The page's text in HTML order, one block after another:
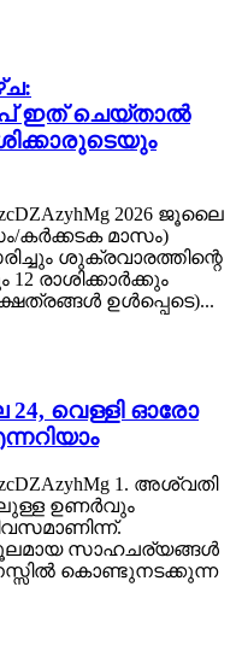
ഇത് ചെയ്താൽ
2026 ജൂലൈ
കർക്കടക മാസം)
ശുക്രവാരത്തിന്റെ
രാശിക്കാർക്കും
ഉൾപ്പെടെ)...
വെള്ളി ഓരോ
1. അശ്വതി
ഉണർവും
സാഹചര്യങ്ങൾ
കൊണ്ടുനടക്കുന്ന